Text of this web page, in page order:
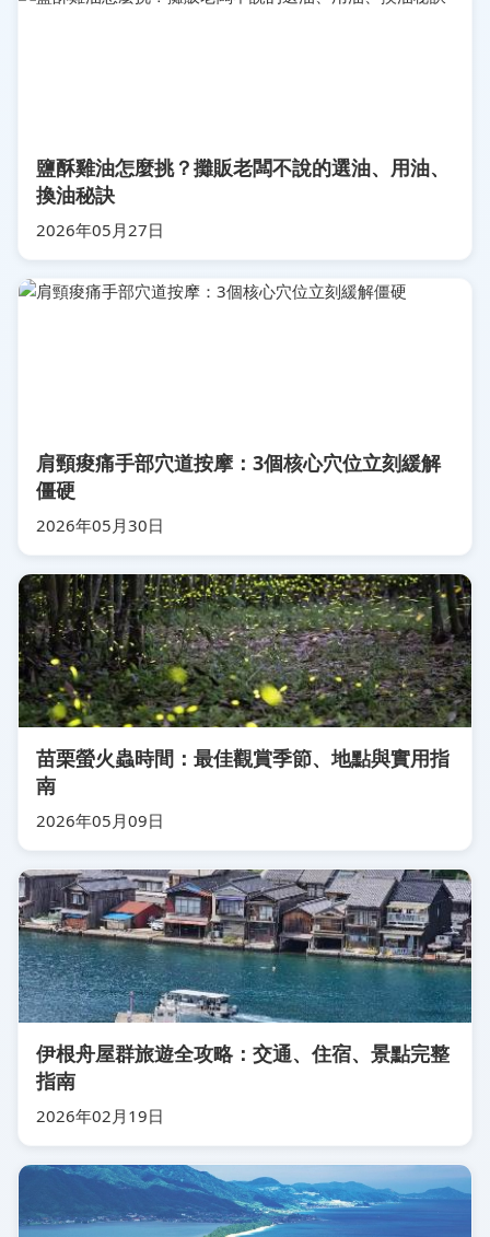
鹽酥雞油怎麼挑？攤販老闆不說的選油、用油、
換油秘訣
2026年05月27日
肩頸痠痛手部穴道按摩：3個核心穴位立刻緩解
僵硬
2026年05月30日
苗栗螢火蟲時間：最佳觀賞季節、地點與實用指
南
2026年05月09日
伊根舟屋群旅遊全攻略：交通、住宿、景點完整
指南
2026年02月19日